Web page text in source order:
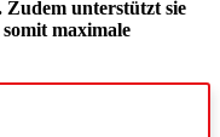
Zudem unterstützt sie
maximale